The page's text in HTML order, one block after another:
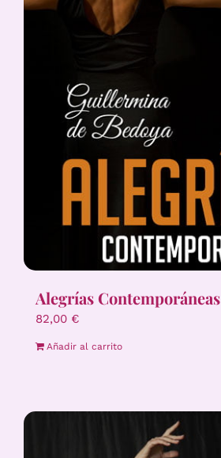
Alegrías Contemporáneas
82,00 €
Añadir al carrito